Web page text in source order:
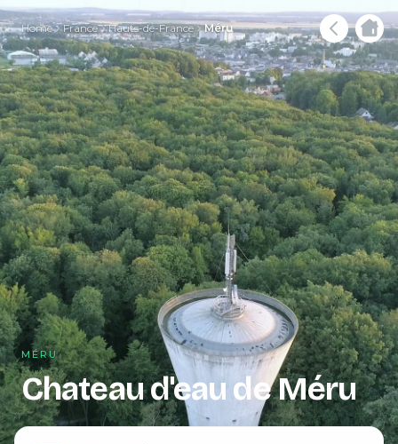
Home France Hauts-de-France Méru
MÉRU
Chateau d'eau de Méru